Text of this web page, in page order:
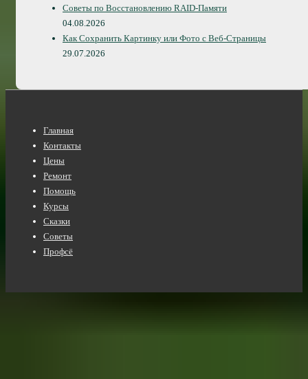
Советы по Восстановлению RAID-Памяти
04.08.2026
Как Сохранить Картинку или Фото с Веб-Страницы
29.07.2026
Нижнее
меню
Главная
Контакты
Цены
Ремонт
Помощь
Курсы
Сказки
Советы
Профсё